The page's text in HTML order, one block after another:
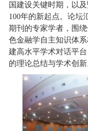
国建设关键时期，以
100年的新起点。论坛
期刊的专家学者，围
色金融学自主知识体
建高水平学术对话平
的理论总结与学术创新